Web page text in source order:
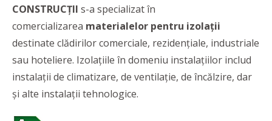
CONSTRUCȚII s-a specializat în
comercializarea materialelor pentru izolații
destinate clădirilor comerciale, rezidențiale, industriale
sau hoteliere. Izolațiile în domeniu instalațiilor includ
instalații de climatizare, de ventilație, de încălzire, dar
și alte instalații tehnologice.